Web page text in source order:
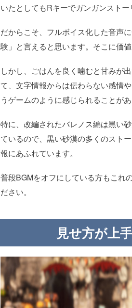
いたとしてもRキーでガンガンストー
だからこそ、フルボイス化した音声
験」と言えると思います。そこに価
しかし、ごはんを良く噛むと甘みが
て、文字情報からは伝わらない感情
うゲームのように感じられることがあ
特に、改編されたバレノス編は黒い
ているので、黒い砂漠の多くのスト
報にあふれています。
普段BGMをオフにしている方もこれ
ださい。
見せ方が上